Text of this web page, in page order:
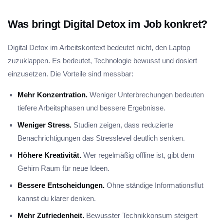
Was bringt Digital Detox im Job konkret?
Digital Detox im Arbeitskontext bedeutet nicht, den Laptop
zuzuklappen. Es bedeutet, Technologie bewusst und dosiert
einzusetzen. Die Vorteile sind messbar:
Mehr Konzentration. Weniger Unterbrechungen bedeuten
tiefere Arbeitsphasen und bessere Ergebnisse.
Weniger Stress. Studien zeigen, dass reduzierte
Benachrichtigungen das Stresslevel deutlich senken.
Höhere Kreativität. Wer regelmäßig offline ist, gibt dem
Gehirn Raum für neue Ideen.
Bessere Entscheidungen. Ohne ständige Informationsflut
kannst du klarer denken.
Mehr Zufriedenheit. Bewusster Technikkonsum steigert